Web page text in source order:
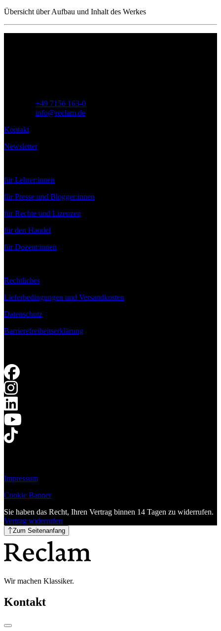
Übersicht über Aufbau und Inhalt des Werkes
+49 7156 163-0
info@reclam.de
Kontakt
Newsletter
für Lehrer:innen
für Presse und Blogger:innen
für Rechte und Lizenzen
für den Handel
für Dozent:innen
Rechtliches
Lieferbedingungen und Versandkosten
Datenschutz
Barrierefreiheitserklärung
Impressum
Cookie Banner
Sie haben das Recht, Ihren Vertrag binnen 14 Tagen zu widerrufen.
Vertrag widerrufen
Zum Seitenanfang
Wir machen Klassiker.
Kontakt